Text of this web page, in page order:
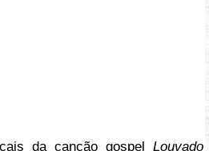
da canção gospel Louvado